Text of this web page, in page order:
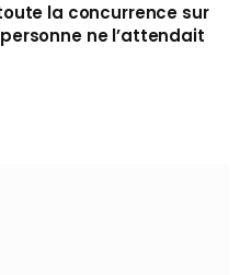
la concurrence sur
ne l’attendait